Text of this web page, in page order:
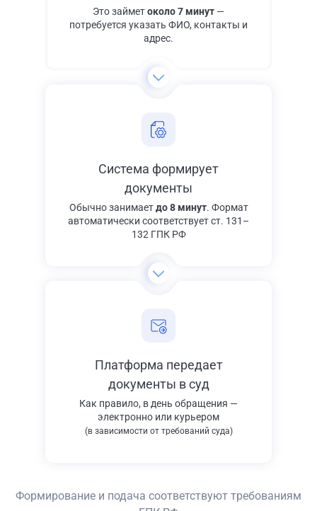
Это займетоколо 7 минут —
потребуется указать ФИО, контакты и
адрес.
Система формирует
документы
Обычно занимаетдо 8 минут. Формат
автоматически соответствует ст. 131–
132 ГПК РФ
Платформа передает
документы в суд
Как правило, в день обращения —
электронно или курьером
(в зависимости от требований суда)
Формирование и подача соответствуют требованиям